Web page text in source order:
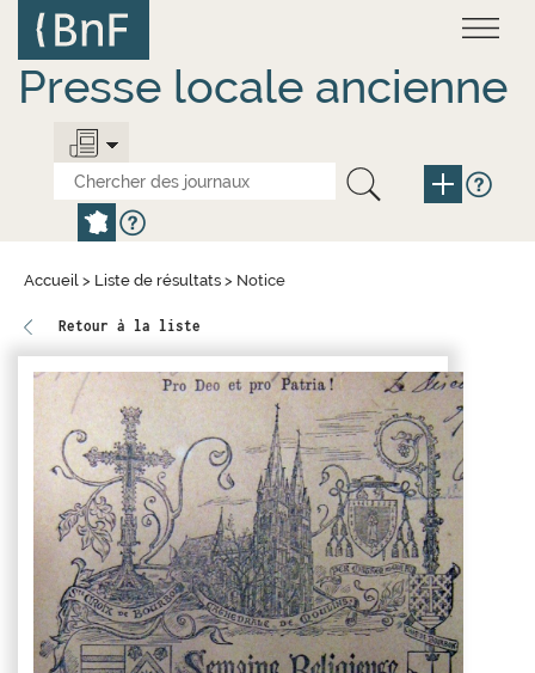
contenu
principal
Presse locale ancienne
Accueil > Liste de résultats > Notice
Retour à la liste
Panneau de gestion des cookies